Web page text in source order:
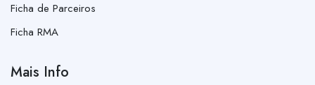
Ficha de Parceiros
Ficha RMA
Mais Info